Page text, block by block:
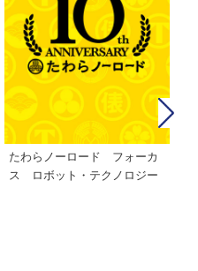
たわらノーロード フォーカ
ス ロボット・テクノロジー